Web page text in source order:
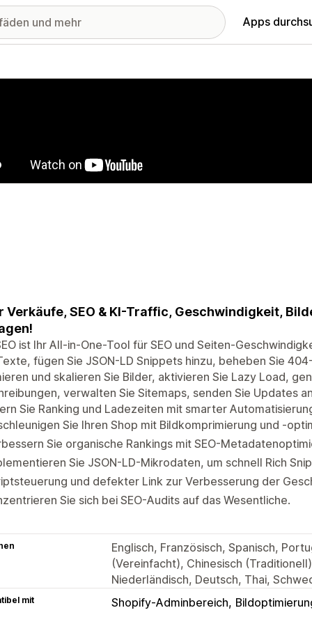
Apps
Verkäufe, SEO & KI-Traffic, Geschwindigkeit,
ist Ihr All-in-One-Tool für SEO und Seiten-
fügen Sie JSON-LD Snippets hinzu, beheben Sie
und skalieren Sie Bilder, aktivieren Sie Lazy Load,
verwalten Sie Sitemaps, senden Sie Updates
Sie Ranking und Ladezeiten mit smarter
Sie Ihren Shop mit Bildkomprimierung und -
Sie organische Rankings mit SEO-
Sie JSON-LD-Mikrodaten, um schnell Rich
und defekter Link zur Verbesserung der
Sie sich bei SEO-Audits auf das Wesentliche.
Englisch, Französisch, Spanisch,
(Vereinfacht), Chinesisch
Niederländisch, Deutsch, Thai,
mit Shopify-Adminbereich